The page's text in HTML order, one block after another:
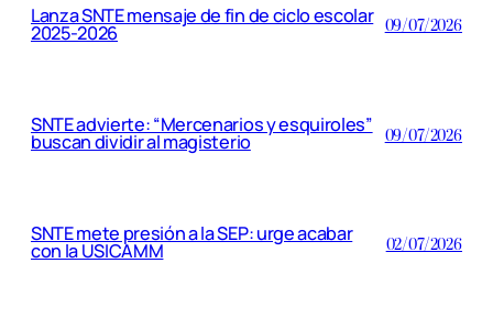
Lanza SNTE mensaje de fin de ciclo escolar
2025-2026 09/07/2026
SNTE advierte: “Mercenarios y esquiroles”
buscan dividir al magisterio 09/07/2026
SNTE mete presión a la SEP: urge acabar
con la USICAMM 02/07/2026